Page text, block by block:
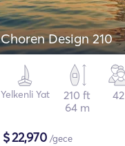
Choren Design 210
Yelkenli Yat
210 ft
64 m
42
$22,970 /gece